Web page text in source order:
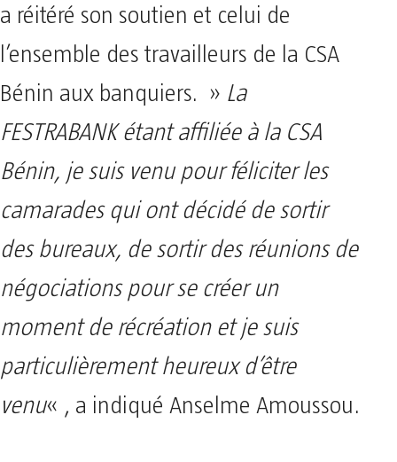
a réitéré son soutien et celui de
l’ensemble des travailleurs de la CSA
Bénin aux banquiers. » La
FESTRABANK étant affiliée à la CSA
Bénin, je suis venu pour féliciter les
camarades qui ont décidé de sortir
des bureaux, de sortir des réunions de
négociations pour se créer un
moment de récréation et je suis
particulièrement heureux d’être
venu« , a indiqué Anselme Amoussou.